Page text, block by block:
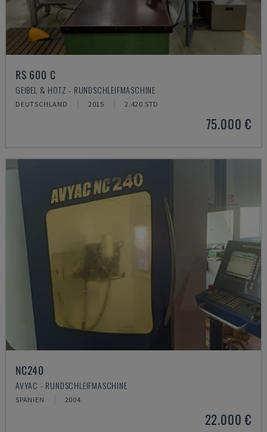
RS 600 C
GEIBEL & HOTZ - RUNDSCHLEIFMASCHINE
DEUTSCHLAND 2015 2.420 STD
75.000 €
NC240
AVYAC - RUNDSCHLEIFMASCHINE
SPANIEN 2004
22.000 €